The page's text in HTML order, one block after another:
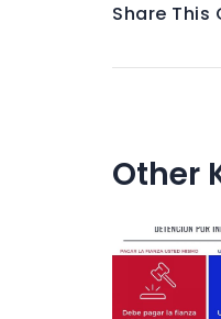
Share This
de
Other